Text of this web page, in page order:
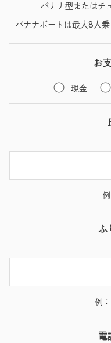
バナナ型またはチ
バナナボートは最大8人
お
現金
ふ
例
電